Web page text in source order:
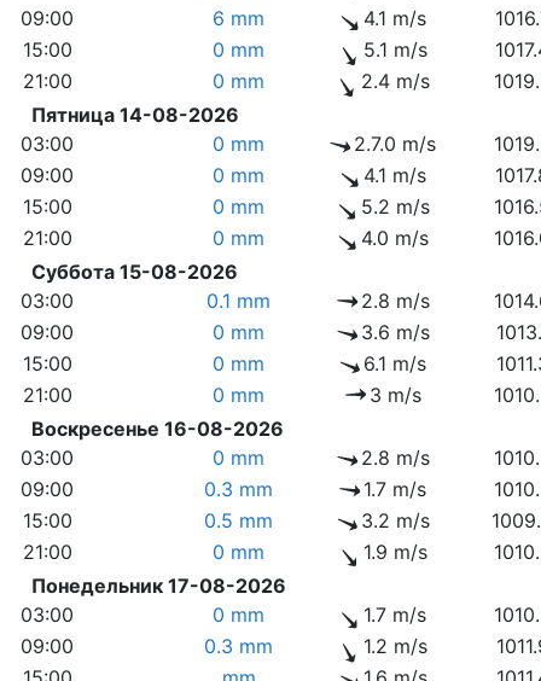
09:00
6 mm 4.1 m/s
15:00
0 mm 5.1 m/s
21:00
0 mm 2.4 m/s
Пятница 14-08-2026
03:00
0 mm 2.7.0 m/s
09:00
0 mm 4.1 m/s
15:00
0 mm 5.2 m/s
21:00
0 mm 4.0 m/s
Суббота 15-08-2026
03:00
0.1 mm 2.8 m/s
09:00
0 mm 3.6 m/s
15:00
0 mm 6.1 m/s
21:00
0 mm 3 m/s
Воскресенье 16-08-2026
03:00
0 mm 2.8 m/s
09:00
0.3 mm 1.7 m/s
15:00
0.5 mm 3.2 m/s
21:00
0 mm 1.9 m/s
Понедельник 17-08-2026
03:00
0 mm 1.7 m/s
09:00
0.3 mm 1.2 m/s